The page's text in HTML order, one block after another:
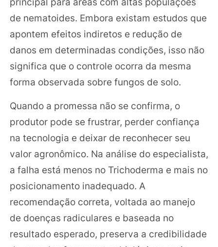
de nematoides. Embora existam estudos que
apontem efeitos indiretos e redução de
danos em determinadas condições, isso não
significa que o controle ocorra da mesma
forma observada sobre fungos de solo.
Quando a promessa não se confirma, o
produtor pode se frustrar, perder confiança
na tecnologia e deixar de reconhecer seu
valor agronômico. Na análise do especialista,
a falha está menos no Trichoderma e mais no
posicionamento inadequado. A
recomendação correta, voltada ao manejo
de doenças radiculares e baseada no
resultado esperado, preserva a credibilidade